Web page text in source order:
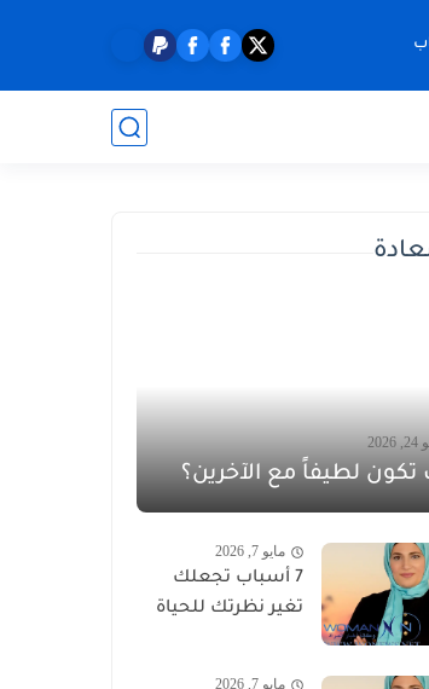
تكون لطيفاً مع الآخرين؟
مايو 7, 2026
7 أسباب تجعلك
تغير نظرتك للحياة
مايو 7, 2026